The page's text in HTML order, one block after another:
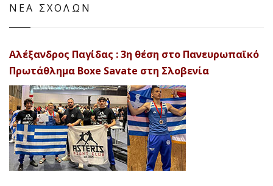
ΝΕΑ ΣΧΟΛΩΝ
Αλέξανδρος Παγίδας : 3η θέση στο Πανευρωπαϊκό
Πρωτάθλημα Boxe Savate στη Σλοβενία